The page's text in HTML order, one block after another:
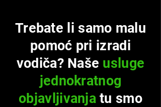
Trebate li samo malu
pomoć pri izradi
vodiča? Naše usluge
jednokratnog
objavljivanja tu smo